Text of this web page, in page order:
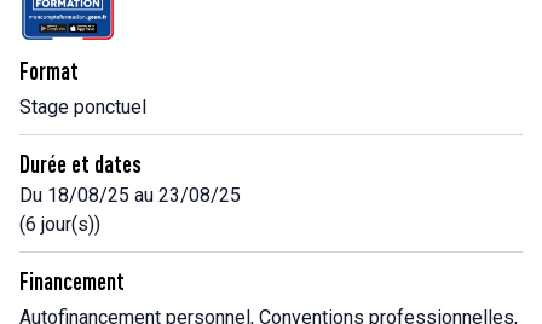
Format
Stage ponctuel
Durée et dates
Du 18/08/25 au 23/08/25
(6 jour(s))
Financement
Autofinancement personnel, Conventions professionnelles,